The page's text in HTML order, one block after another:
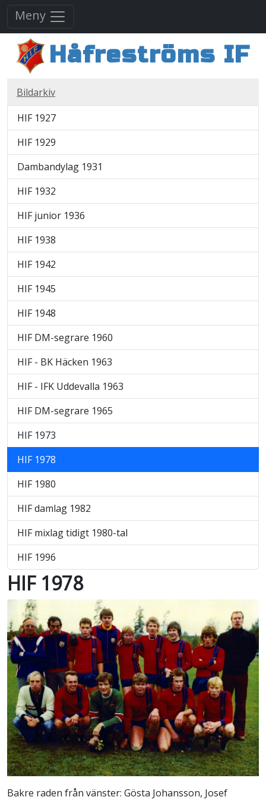
Meny
Håfreströms IF
Bildarkiv
HIF 1927
HIF 1929
Dambandylag 1931
HIF 1932
HIF junior 1936
HIF 1938
HIF 1942
HIF 1945
HIF 1948
HIF DM-segrare 1960
HIF - BK Häcken 1963
HIF - IFK Uddevalla 1963
HIF DM-segrare 1965
HIF 1973
HIF 1978
HIF 1980
HIF damlag 1982
HIF mixlag tidigt 1980-tal
HIF 1996
HIF 1978
Bakre raden från vänster: Gösta Johansson, Josef